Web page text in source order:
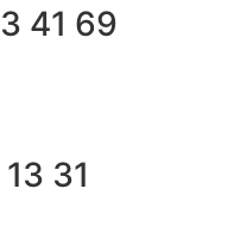
41 69
31